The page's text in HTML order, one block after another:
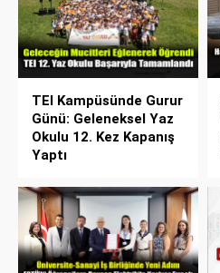
TEI Kampüsünde Gurur
Günü: Geleneksel Yaz
Okulu 12. Kez Kapanış
Yaptı